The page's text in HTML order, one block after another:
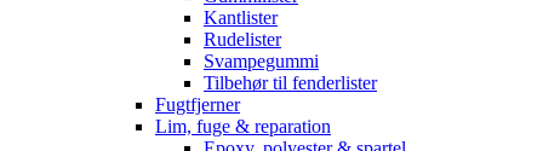
Kantlister
Rudelister
Svampegummi
Tilbehør til fenderlister
Fugtfjerner
Lim, fuge & reparation